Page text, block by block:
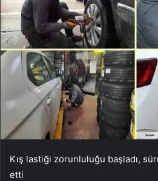
Kış lastiği zorunluluğu başladı,
etti